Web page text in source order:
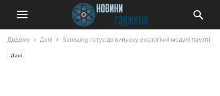
Додому Дані Samsung готує до випуску екологічні модулі памяті
Дані